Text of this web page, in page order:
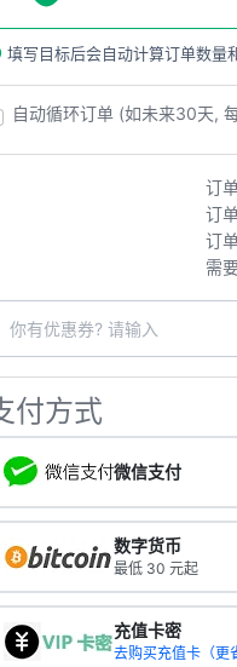
填写目标后会自动计算订单数量
自动循环订单 (如未来30天,
订
订
订
需
付方式
微信支付
数字货币
最低 30 元起
充值卡密
去购买充值卡（更